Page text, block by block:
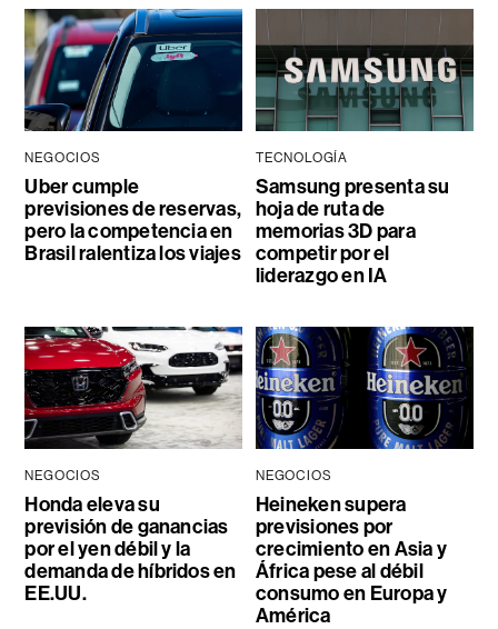
NEGOCIOS
Uber cumple
previsiones de reservas,
pero la competencia en
Brasil ralentiza los viajes
TECNOLOGÍA
Samsung presenta su
hoja de ruta de
memorias 3D para
competir por el
liderazgo en IA
NEGOCIOS
Honda eleva su
previsión de ganancias
por el yen débil y la
demanda de híbridos en
EE.UU.
NEGOCIOS
Heineken supera
previsiones por
crecimiento en Asia y
África pese al débil
consumo en Europa y
América